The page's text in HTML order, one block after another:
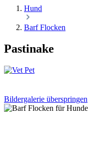
Hund
Barf Flocken
Pastinake
Bildergalerie überspringen